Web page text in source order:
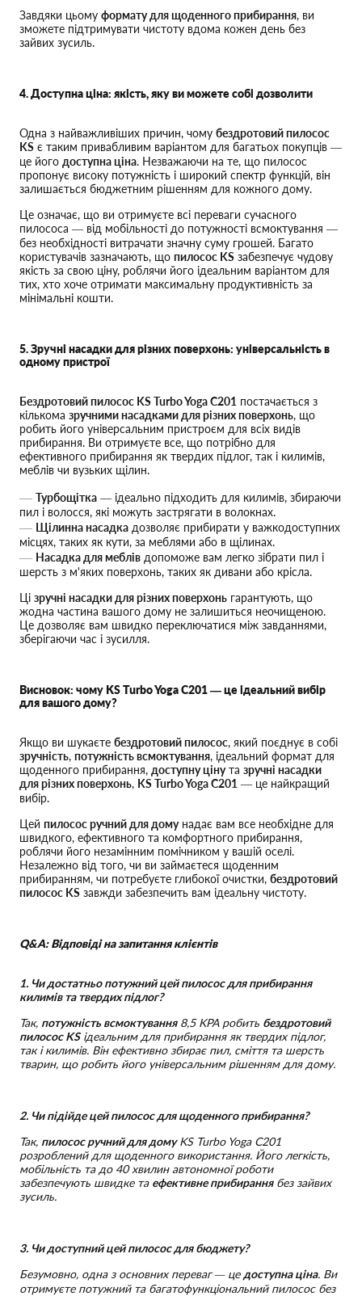
Завдяки цьому формату для щоденного прибирання, ви
зможете підтримувати чистоту вдома кожен день без
зайвих зусиль.
4. Доступна ціна: якість, яку ви можете собі дозволити
Одна з найважливіших причин, чому бездротовий пилосос
KS є таким привабливим варіантом для багатьох покупців —
це його доступна ціна. Незважаючи на те, що пилосос
пропонує високу потужність і широкий спектр функцій, він
залишається бюджетним рішенням для кожного дому.
Це означає, що ви отримуєте всі переваги сучасного
пилососа — від мобільності до потужності всмоктування —
без необхідності витрачати значну суму грошей. Багато
користувачів зазначають, що пилосос KS забезпечує чудову
якість за свою ціну, роблячи його ідеальним варіантом для
тих, хто хоче отримати максимальну продуктивність за
мінімальні кошти.
5. Зручні насадки для різних поверхонь: універсальність в
одному пристрої
Бездротовий пилосос KS Turbo Yoga C201 постачається з
кількома зручними насадками для різних поверхонь, що
робить його універсальним пристроєм для всіх видів
прибирання. Ви отримуєте все, що потрібно для
ефективного прибирання як твердих підлог, так і килимів,
меблів чи вузьких щілин.
Турбощітка — ідеально підходить для килимів, збираючи
пил і волосся, які можуть застрягати в волокнах.
Щілинна насадка дозволяє прибирати у важкодоступних
місцях, таких як кути, за меблями або в щілинах.
Насадка для меблів допоможе вам легко зібрати пил і
шерсть з м'яких поверхонь, таких як дивани або крісла.
Ці зручні насадки для різних поверхонь гарантують, що
жодна частина вашого дому не залишиться неочищеною.
Це дозволяє вам швидко переключатися між завданнями,
зберігаючи час і зусилля.
Висновок: чому KS Turbo Yoga C201 — це ідеальний вибір
для вашого дому?
Якщо ви шукаєте бездротовий пилосос, який поєднує в собі
зручність, потужність всмоктування, ідеальний формат для
щоденного прибирання, доступну цінута зручні насадки
для різних поверхонь, KS Turbo Yoga C201 — це найкращий
вибір.
Цей пилосос ручний для домунадає вам все необхідне для
швидкого, ефективного та комфортного прибирання,
роблячи його незамінним помічником у вашій оселі.
Незалежно від того, чи ви займаєтеся щоденним
прибиранням, чи потребуєте глибокої очистки, бездротовий
пилосос KS завжди забезпечить вам ідеальну чистоту.
Q&A: Відповіді на запитання клієнтів
1. Чи достатньо потужний цей пилосос для прибирання
килимів та твердих підлог?
Так, потужність всмоктування8,5 KPA робить бездротовий
пилосос KSідеальним для прибирання як твердих підлог,
так і килимів. Він ефективно збирає пил, сміття та шерсть
тварин, що робить його універсальним рішенням для дому.
2. Чи підійде цей пилосос для щоденного прибирання?
Так, пилосос ручний для домуKS Turbo Yoga C201
розроблений для щоденного використання. Його легкість,
мобільність та до 40 хвилин автономної роботи
забезпечують швидке та ефективне прибираннябез зайвих
зусиль.
3. Чи доступний цей пилосос для бюджету?
Безумовно, одна з основних переваг — цедоступна ціна. Ви
отримуєте потужний та багатофункціональний пилосос без